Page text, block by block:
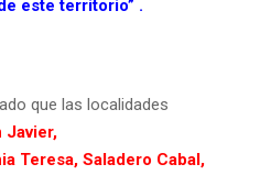
este territorio” .
que las localidades
Javier,
Teresa, Saladero Cabal,